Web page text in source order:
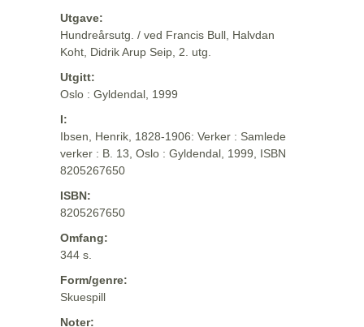
Utgave:
Hundreårsutg. / ved Francis Bull, Halvdan
Koht, Didrik Arup Seip, 2. utg.
Utgitt:
Oslo : Gyldendal, 1999
I:
Ibsen, Henrik, 1828-1906: Verker : Samlede
verker : B. 13, Oslo : Gyldendal, 1999, ISBN
8205267650
ISBN:
8205267650
Omfang:
344 s.
Form/genre:
Skuespill
Noter: